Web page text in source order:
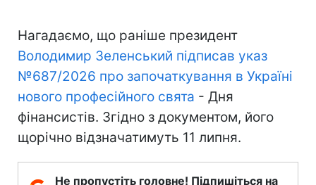
Нагадаємо, що раніше президент
Володимир Зеленський підписав указ
№687/2026 про започаткування в Україні
нового професійного свята - Дня
фінансистів. Згідно з документом, його
щорічно відзначатимуть 11 липня.
Не пропустіть головне! Підпишіться на